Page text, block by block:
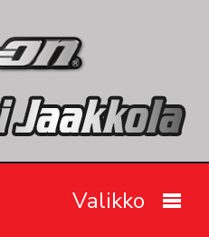
Valikko